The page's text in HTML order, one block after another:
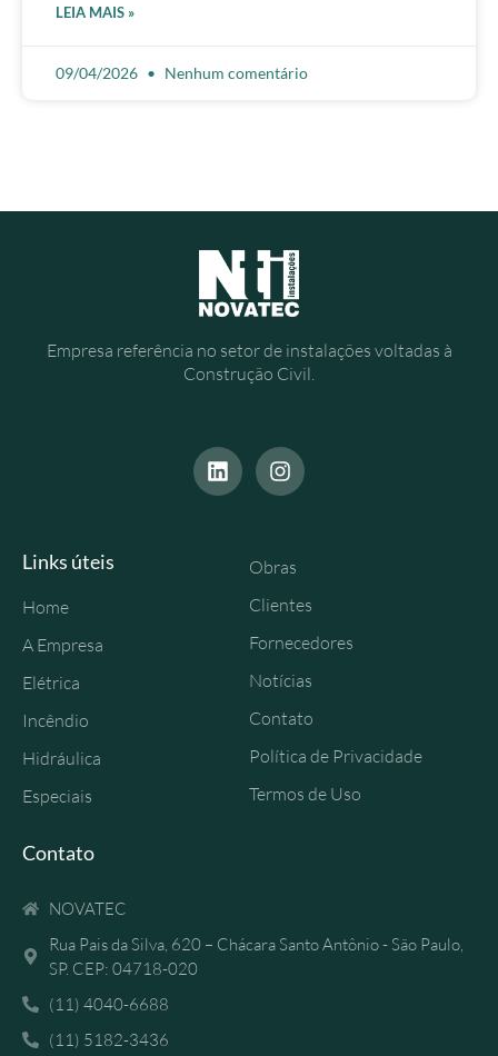
LEIA MAIS »
09/04/2026 Nenhum comentário
Empresa referência no setor de instalações voltadas à
Construção Civil.
Links úteis
Home
A Empresa
Elétrica
Incêndio
Hidráulica
Especiais
Obras
Clientes
Fornecedores
Notícias
Contato
Política de Privacidade
Termos de Uso
Contato
NOVATEC
Rua Pais da Silva, 620 – Chácara Santo Antônio - São Paulo,
SP. CEP: 04718-020
(11) 4040-6688
(11) 5182-3436